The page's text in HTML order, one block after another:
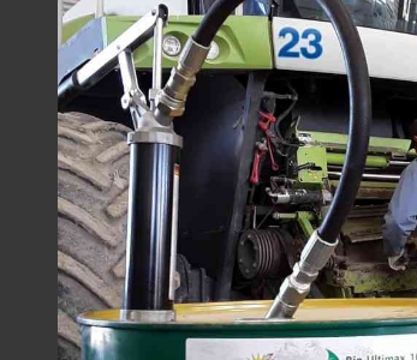
食品级脱模剂
食品级空压机/冷冻机油
食品级气动工具油
食品级零件清洗剂
食品级铝切削油
食品级金属冲压拉伸油
润滑脂
食品级润滑脂
MaxxLife高温长效润滑脂
Bio-Graphite极压润滑脂
Bio-High Temp 180高温极压润滑脂
高温防卡剂
齿轮、导轨、主轴油
环保齿轮油
真空泵油
空压机油
涡轮机油